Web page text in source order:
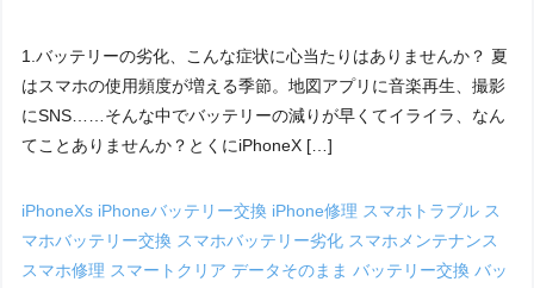
1.バッテリーの劣化、こんな症状に心当たりはありませんか？ 夏
はスマホの使用頻度が増える季節。地図アプリに音楽再生、撮影
にSNS……そんな中でバッテリーの減りが早くてイライラ、なん
てことありませんか？とくにiPhoneX […]
iPhoneXs iPhoneバッテリー交換 iPhone修理 スマホトラブル ス
マホバッテリー交換 スマホバッテリー劣化 スマホメンテナンス
スマホ修理 スマートクリアデータそのままバッテリー交換バッ